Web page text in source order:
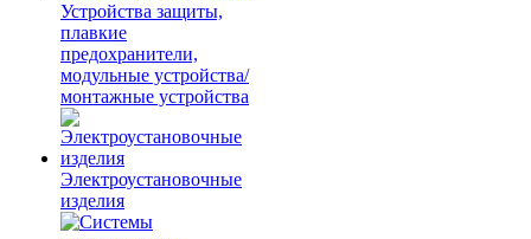
Устройства защиты,
плавкие
предохранители,
модульные устройства/
монтажные устройства
Электроустановочные
изделия